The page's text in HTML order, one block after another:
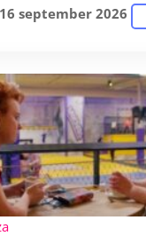
september 2026